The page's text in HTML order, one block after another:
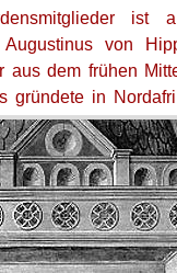
ist
von
aus dem frühen
gründete in